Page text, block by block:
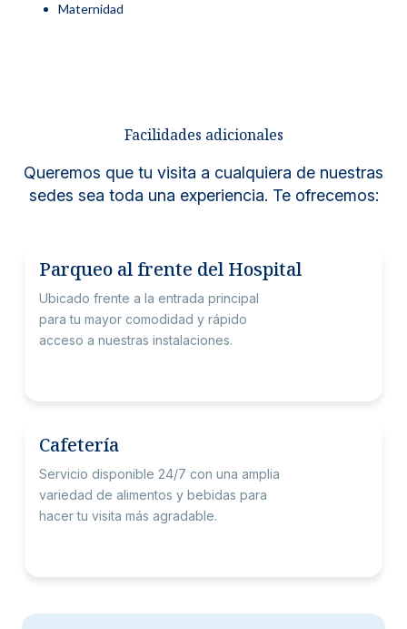
Maternidad
Facilidades adicionales
Queremos que tu visita a cualquiera de nuestras
sedes sea toda una experiencia. Te ofrecemos:
Parqueo al frente del Hospital
Ubicado frente a la entrada principal
para tu mayor comodidad y rápido
acceso a nuestras instalaciones.
Cafetería
Servicio disponible 24/7 con una amplia
variedad de alimentos y bebidas para
hacer tu visita más agradable.